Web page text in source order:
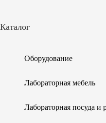
Каталог
Оборудование
Лабораторная мебель
Лабораторная посуда и